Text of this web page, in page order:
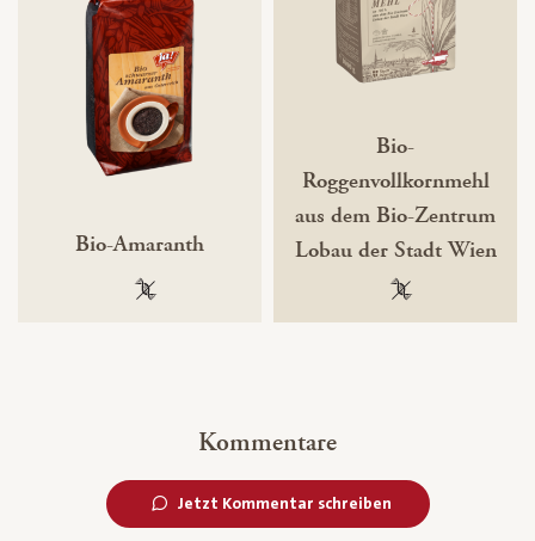
Bio-Amaranth
100 % gentechnikfrei
Bio-
Roggenvollkornmehl
aus dem Bio-Zentrum
Lobau der Stadt Wien
100 %
Kommentare
Jetzt Kommentar schreiben